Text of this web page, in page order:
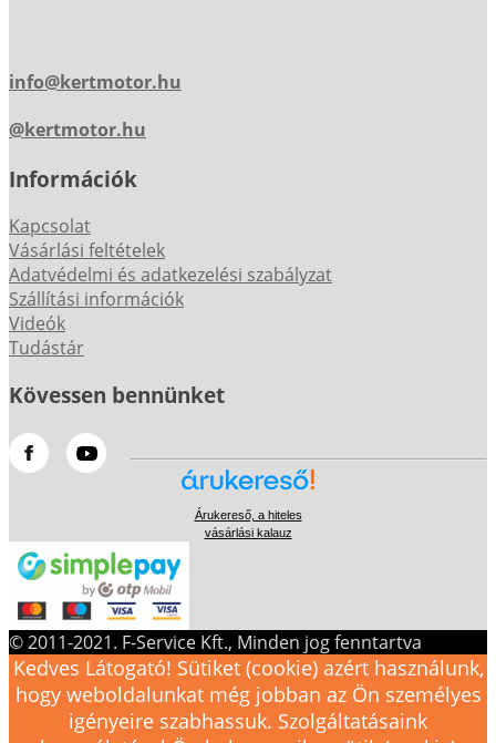
info@kertmotor.hu
@kertmotor.hu
Információk
Kapcsolat
Vásárlási feltételek
Adatvédelmi és adatkezelési szabályzat
Szállítási információk
Videók
Tudástár
Kövessen bennünket
Árukereső, a hiteles
vásárlási kalauz
© 2011-2021. F-Service Kft., Minden jog fenntartva
Kedves Látogató! Sütiket (cookie) azért használunk,
hogy weboldalunkat még jobban az Ön személyes
igényeire szabhassuk. Szolgáltatásaink